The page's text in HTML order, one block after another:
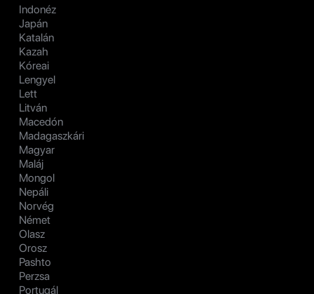
Indonéz
Japán
Katalán
Kazah
Kóreai
Lengyel
Lett
Litván
Macedón
Madagaszkári
Magyar
Maláj
Mongol
Nepáli
Norvég
Német
Olasz
Orosz
Pashto
Perzsa
Portugál